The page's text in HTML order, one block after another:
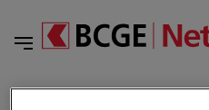
Page d'accueil
NETBANKING